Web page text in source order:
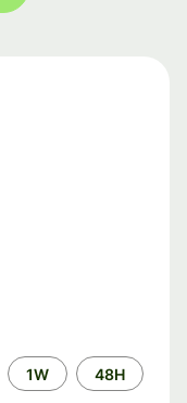
الفترة
الزمنية
48H
1W